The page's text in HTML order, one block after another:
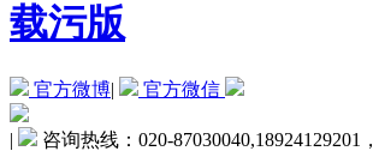
载污版
官方微博| 官方微信
|
咨询热线：020-87030040,18924129201，